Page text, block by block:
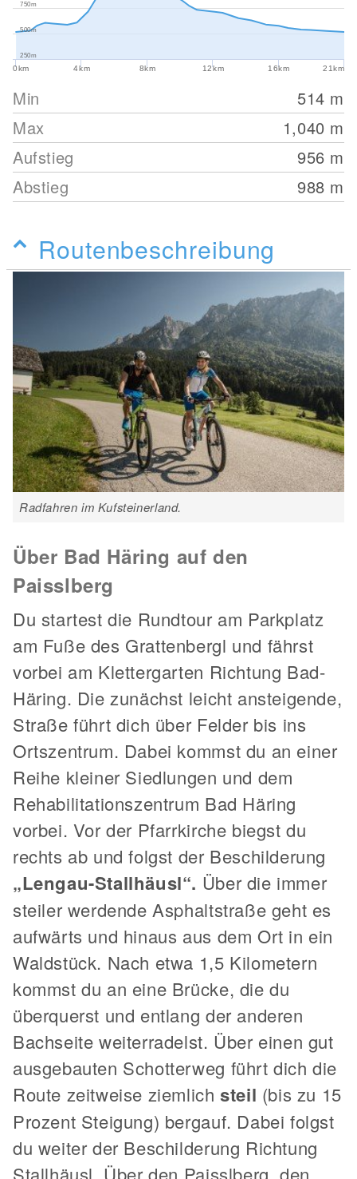
0km 4km 8km 12km 16km 21km
250m
500m
750m
Min 514 m
Max
1,040 m
Aufstieg
956 m
Abstieg
988 m
Routenbeschreibung
Radfahren im Kufsteinerland.
Über Bad Häring auf den
Paisslberg
Du startest die Rundtour am Parkplatz
am Fuße des Grattenbergl und fährst
vorbei am Klettergarten Richtung Bad-
Häring. Die zunächst leicht ansteigende,
Straße führt dich über Felder bis ins
Ortszentrum. Dabei kommst du an einer
Reihe kleiner Siedlungen und dem
Rehabilitationszentrum Bad Häring
vorbei. Vor der Pfarrkirche biegst du
rechts ab und folgst der Beschilderung
„Lengau-Stallhäusl“. Über die immer
steiler werdende Asphaltstraße geht es
aufwärts und hinaus aus dem Ort in ein
Waldstück. Nach etwa 1,5 Kilometern
kommst du an eine Brücke, die du
überquerst und entlang der anderen
Bachseite weiterradelst. Über einen gut
ausgebauten Schotterweg führt dich die
Route zeitweise ziemlichsteil (bis zu 15
Prozent Steigung) bergauf. Dabei folgst
du weiter der Beschilderung Richtung
Stallhäusl. Über den Paisslberg, den